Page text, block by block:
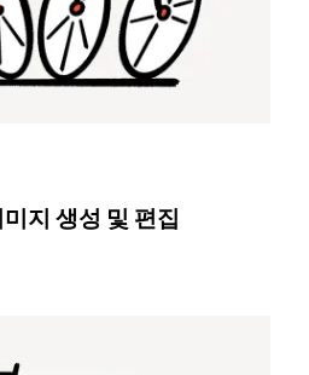
지 생성 및 편집